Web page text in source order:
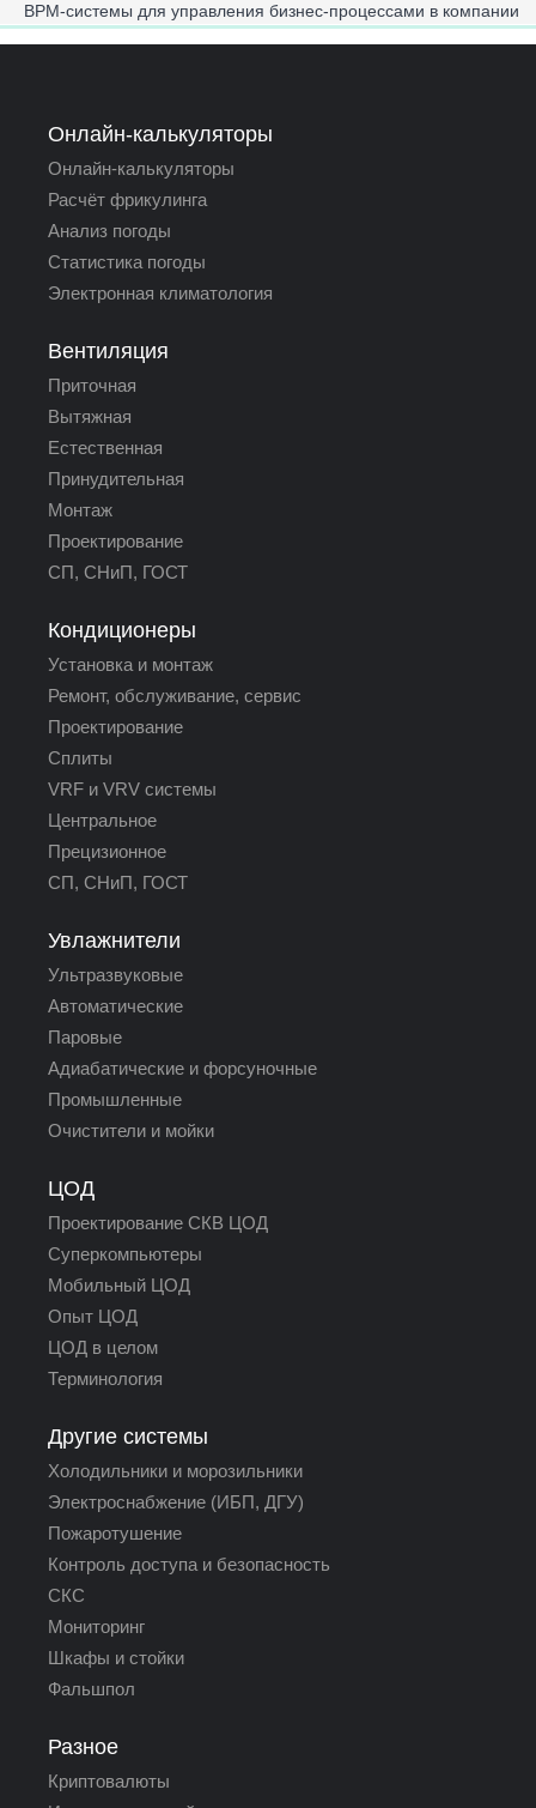
BPM-системы для управления бизнес-процессами в компании
Онлайн-калькуляторы
Онлайн-калькуляторы
Расчёт фрикулинга
Анализ погоды
Статистика погоды
Электронная климатология
Вентиляция
Приточная
Вытяжная
Естественная
Принудительная
Монтаж
Проектирование
СП, СНиП, ГОСТ
Кондиционеры
Установка и монтаж
Ремонт, обслуживание, сервис
Проектирование
Сплиты
VRF и VRV системы
Центральное
Прецизионное
СП, СНиП, ГОСТ
Увлажнители
Ультразвуковые
Автоматические
Паровые
Адиабатические и форсуночные
Промышленные
Очистители и мойки
ЦОД
Проектирование СКВ ЦОД
Суперкомпьютеры
Мобильный ЦОД
Опыт ЦОД
ЦОД в целом
Терминология
Другие системы
Холодильники и морозильники
Электроснабжение (ИБП, ДГУ)
Пожаротушение
Контроль доступа и безопасность
СКС
Мониторинг
Шкафы и стойки
Фальшпол
Разное
Криптовалюты